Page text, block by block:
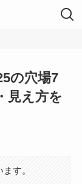
の穴場7
見え方を
す。